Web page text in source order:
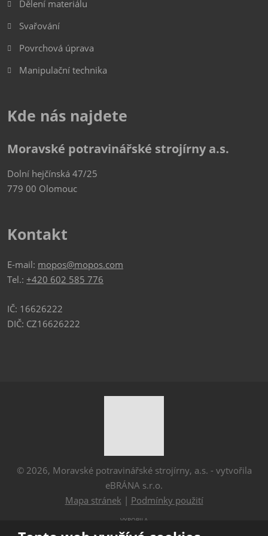
Dělení materiálu
Svařování
Povrchová úprava
Manipulační technika
Kde nás najdete
Moravské potravinářské strojírny a.s.
Dolní hejčínská 47/25
779 00 Olomouc
Kontakt
E-mail: mopos@mopos.com
Tel.: +420 602 585 776
IČ: 16626222
DIČ: CZ16626222
© 2026, Moravské potravinářské strojírny, a.s. - vytvořila
eBRÁNA s.r.o.
Mapa stránek | Podmínky použití
VYROBILA